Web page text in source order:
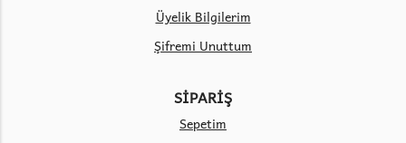
Üyelik Bilgilerim
Şifremi Unuttum
SİPARİŞ
Sepetim